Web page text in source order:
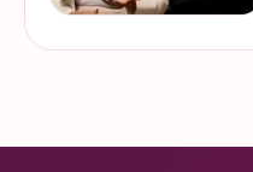
de la Semana Nacional de